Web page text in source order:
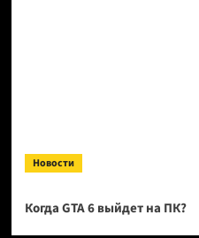
Новости
Когда GTA 6 выйдет на ПК?